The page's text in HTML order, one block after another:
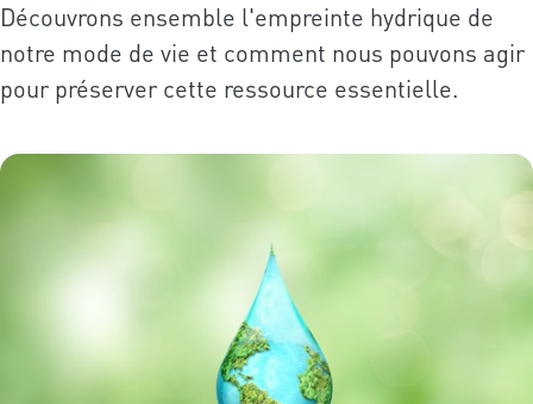
Découvrons ensemble l'empreinte hydrique de
notre mode de vie et comment nous pouvons agir
pour préserver cette ressource essentielle.